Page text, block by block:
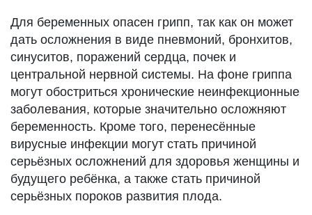
Для беременных опасен грипп, так как он может
дать осложнения в виде пневмоний, бронхитов,
синуситов, поражений сердца, почек и
центральной нервной системы. На фоне гриппа
могут обостриться хронические неинфекционные
заболевания, которые значительно осложняют
беременность. Кроме того, перенесённые
вирусные инфекции могут стать причиной
серьёзных осложнений для здоровья женщины и
будущего ребёнка, а также стать причиной
серьёзных пороков развития плода.